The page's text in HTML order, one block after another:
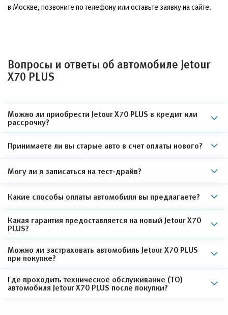
в Москве, позвоните по телефону или оставьте заявку на сайте.
Вопросы и ответы об автомобиле Jetour
X70 PLUS
Можно ли приобрести Jetour X70 PLUS в кредит или
рассрочку?
Принимаете ли вы старые авто в счет оплаты нового?
Могу ли я записаться на тест-драйв?
Какие способы оплаты автомобиля вы предлагаете?
Какая гарантия предоставляется на новый Jetour X70
PLUS?
Можно ли застраховать автомобиль Jetour X70 PLUS
при покупке?
Где проходить техническое обслуживание (ТО)
автомобиля Jetour X70 PLUS после покупки?